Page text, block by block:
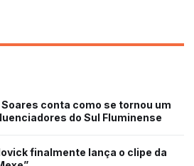
conta como se tornou um
do Sul Fluminense
finalmente lança o clipe da